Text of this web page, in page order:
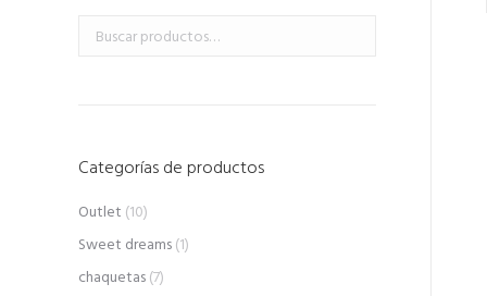
Categorías de productos
Outlet (10)
Sweet dreams(1)
chaquetas(7)